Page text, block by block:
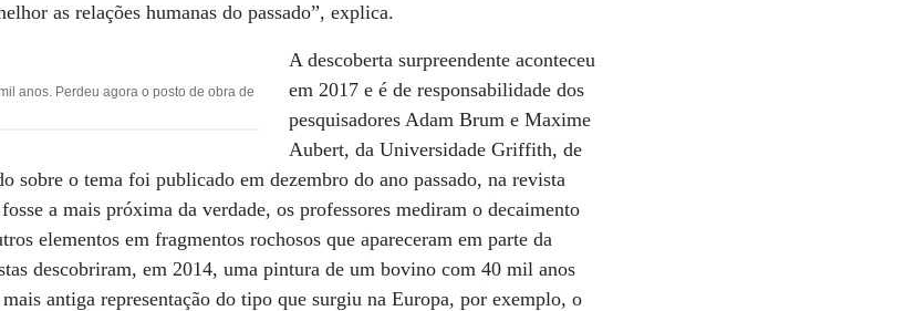
as relações humanas do passado”, explica.
anos. Perdeu agora o posto de obra de
A descoberta surpreendente aconteceu
em 2017 e é de responsabilidade dos
pesquisadores Adam Brum e Maxime
Aubert, da Universidade Griffith, de
sobre o tema foi publicado em dezembro do ano passado, na revista
a mais próxima da verdade, os professores mediram o decaimento
elementos em fragmentos rochosos que apareceram em parte da
descobriram, em 2014, uma pintura de um bovino com 40 mil anos
antiga representação do tipo que surgiu na Europa, por exemplo, o